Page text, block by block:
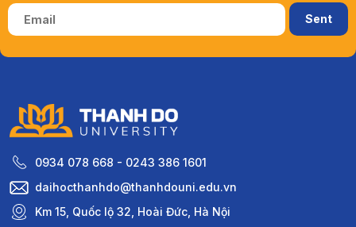
0934 078 668 - 0243 386 1601
daihocthanhdo@thanhdouni.edu.vn
Km 15, Quốc lộ 32, Hoài Đức, Hà Nội